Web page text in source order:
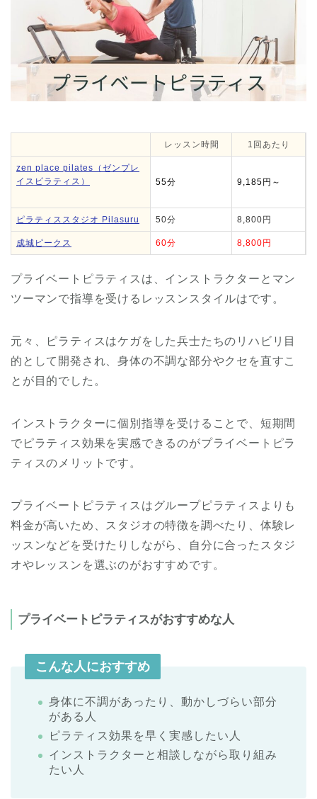
レッスン時間 1回あたり
zen place pilates（ゼンプレ
イスピラティス）
55分 9,185円～
ピラティススタジオ Pilasuru 50分 8,800円
成城ピークス 60分 8,800円
プライベートピラティスは、インストラクターとマン
ツーマンで指導を受けるレッスンスタイルはです。
元々、ピラティスはケガをした兵士たちのリハビリ目
的として開発され、身体の不調な部分やクセを直すこ
とが目的でした。
インストラクターに個別指導を受けることで、短期間
でピラティス効果を実感できるのがプライベートピラ
ティスのメリットです。
プライベートピラティスはグループピラティスよりも
料金が高いため、スタジオの特徴を調べたり、体験レ
ッスンなどを受けたりしながら、自分に合ったスタジ
オやレッスンを選ぶのがおすすめです。
プライベートピラティスがおすすめな人
こんな人におすすめ
身体に不調があったり、動かしづらい部分
がある人
ピラティス効果を早く実感したい人
インストラクターと相談しながら取り組み
たい人